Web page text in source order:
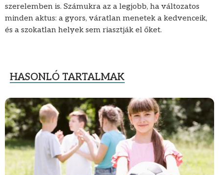
szerelemben is. Számukra az a legjobb, ha változatos
minden aktus: a gyors, váratlan menetek a kedvenceik,
és a szokatlan helyek sem riasztják el őket.
HASONLÓ TARTALMAK